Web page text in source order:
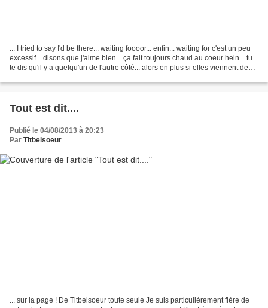
... I tried to say I'd be there... waiting foooor... enfin... waiting for c'est un peu
excessif... disons que j'aime bien... ça fait toujours chaud au coeur hein... tu
te dis qu'il y a quelqu'un de l'autre côté... alors en plus si elles viennent des
Tout est dit....
Publié le 04/08/2013 à 20:23
Par Titbelsoeur
... sur la page ! De Titbelsoeur toute seule Je suis particulièrement fière de